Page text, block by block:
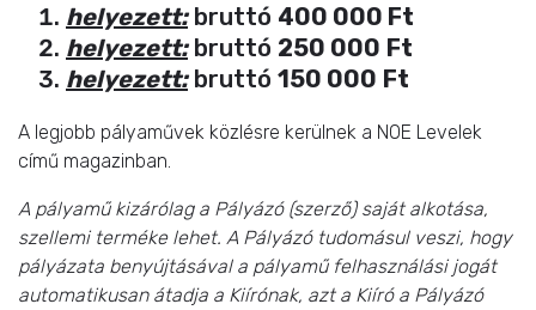
helyezett:bruttó 400 000 Ft
helyezett:bruttó 250 000 Ft
helyezett:bruttó 150 000 Ft
A legjobb pályaművek közlésre kerülnek a NOE Levelek
című magazinban.
A pályamű kizárólag a Pályázó (szerző) saját alkotása,
szellemi terméke lehet. A Pályázó tudomásul veszi, hogy
pályázata benyújtásával a pályamű felhasználási jogát
automatikusan átadja a Kiírónak, azt a Kiíró a Pályázó